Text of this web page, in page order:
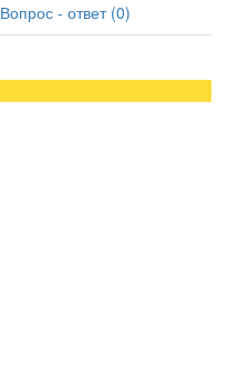
Вопрос - ответ (0)